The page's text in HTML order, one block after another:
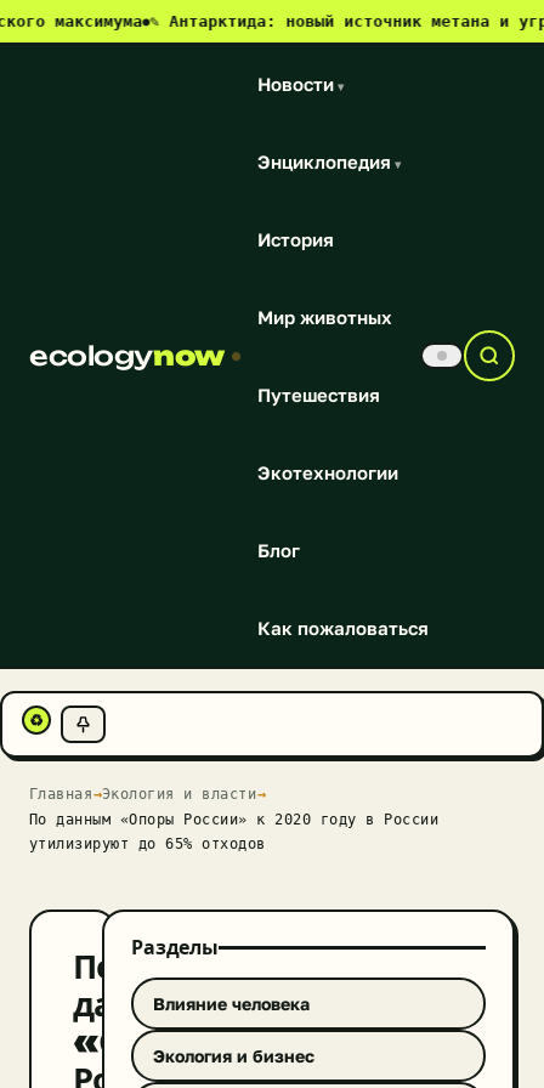
●✎ Антарктида: новый источник метана и угроза
ecologynow
Новости ▾
Энциклопедия ▾
История
Мир животных
Путешествия
Экотехнологии
Блог
Как пожаловаться
♻
Главная→Экология и власти→
По данным «Опоры России» к 2020 году в России
утилизируют до 65% отходов
По
данным
«Опоры
России»
Разделы
Влияние человека
Экология и бизнес